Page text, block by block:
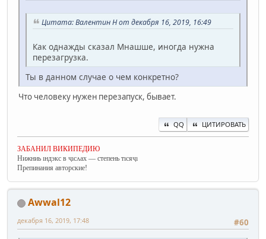
Цитата: Валентин Н от декабря 16, 2019, 16:49
Как однажды сказал Мнашше, иногда нужна
перезагрузка.
Ты в данном случае о чем конкретно?
Что человеку нужен перезапуск, бывает.
QQ ЦИТИРОВАТЬ
ЗАБАНИЛ ВИКИПЕДИЮ
Нижниь ıндэкс в ҷıсʌах — степень тıсяҷı
Препинания авторские!
Awwal12
#60
декабря 16, 2019, 17:48